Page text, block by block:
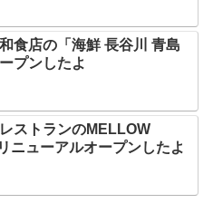
和食店の「海鮮 長谷川 青島
プンしたよ
レストランのMELLOW
ニューアルオープンしたよ